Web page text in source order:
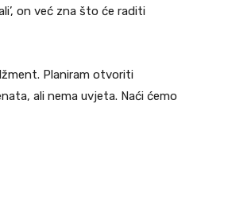
on već zna što će raditi
Planiram otvoriti
ali nema uvjeta. Naći ćemo